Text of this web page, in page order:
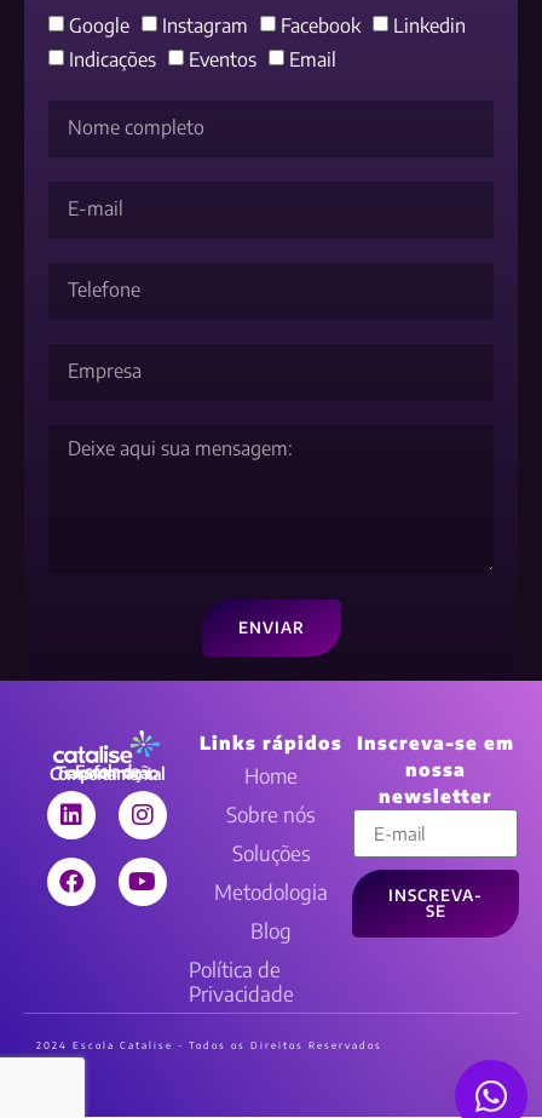
Google Instagram Facebook
Linkedin
Indicações
Eventos Email
ENVIAR
Escola de Transformação Comportamental
Links rápidos
Home
Sobre nós
Soluções
Metodologia
Blog
Política de
Privacidade
Inscreva-se em
nossa
newsletter
INSCREVA-
SE
2024 Escola Catalise - Todos os Direitos Reservados